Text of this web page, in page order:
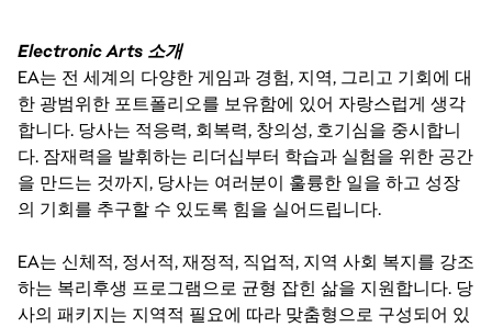
Electronic Arts 소개
EA는 전 세계의 다양한 게임과 경험, 지역, 그리고 기회에 대
한 광범위한 포트폴리오를 보유함에 있어 자랑스럽게 생각
합니다. 당사는 적응력, 회복력, 창의성, 호기심을 중시합니
다. 잠재력을 발휘하는 리더십부터 학습과 실험을 위한 공간
을 만드는 것까지, 당사는 여러분이 훌륭한 일을 하고 성장
의 기회를 추구할 수 있도록 힘을 실어드립니다.
EA는 신체적, 정서적, 재정적, 직업적, 지역 사회 복지를 강조
하는 복리후생 프로그램으로 균형 잡힌 삶을 지원합니다. 당
사의 패키지는 지역적 필요에 따라 맞춤형으로 구성되어 있